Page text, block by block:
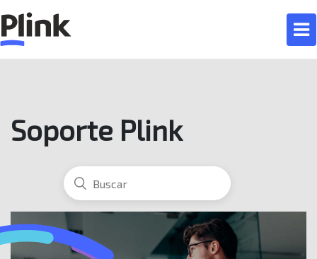
Soporte Plink